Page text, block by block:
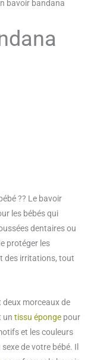
bavoir bandana
?? Le bavoir
les bébés qui
dentaires ou
protéger les
des irritations, tout
morceaux de
un tissu éponge pour
et les couleurs
de votre bébé. Il